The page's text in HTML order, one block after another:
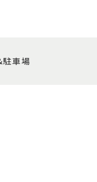
駐車場